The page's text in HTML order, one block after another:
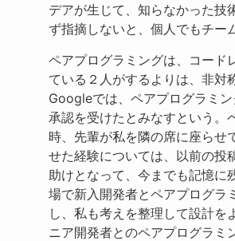
デアが生じて、知らなかった技
ず指摘しないと、個人でもチー
ペアプログラミングは、コード
ている２人がするよりは、非対
Googleでは、ペアプログラミ
承認を受けたとみなすという。
時、先輩が私を隣の席に座らせ
せた経験については、以前の投
助けとなって、今までも記憶に
場で新入開発者とペアプログラ
し、私も考えを整理して設計を
ニア開発者とのペアプログラミ